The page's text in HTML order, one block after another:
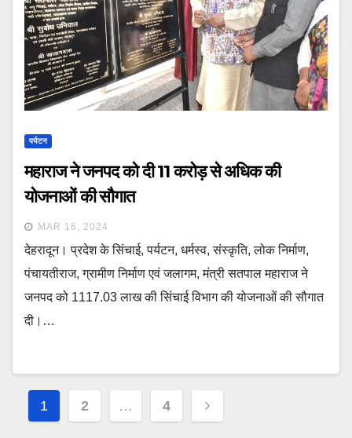
पर्यटन
महाराज ने जनपद को दी 11 करोड़ से अधिक की
योजनाओं की सौगात
MAR 16, 2024
देहरादून। प्रदेश के सिंचाई, पर्यटन, धर्मस्व, संस्कृति, लोक निर्माण,
पंचायतीराज, ग्रामीण निर्माण एवं जलागम, मंत्री सतपाल महाराज ने
जनपद को 1117.03 लाख की सिंचाई विभाग की योजनाओं की सौगात
दी।…
Posts
navigation
1 2 … 4